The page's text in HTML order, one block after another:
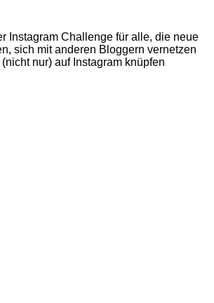
Instagram Challenge für alle, die neue
sich mit anderen Bloggern vernetzen
nur) auf Instagram knüpfen